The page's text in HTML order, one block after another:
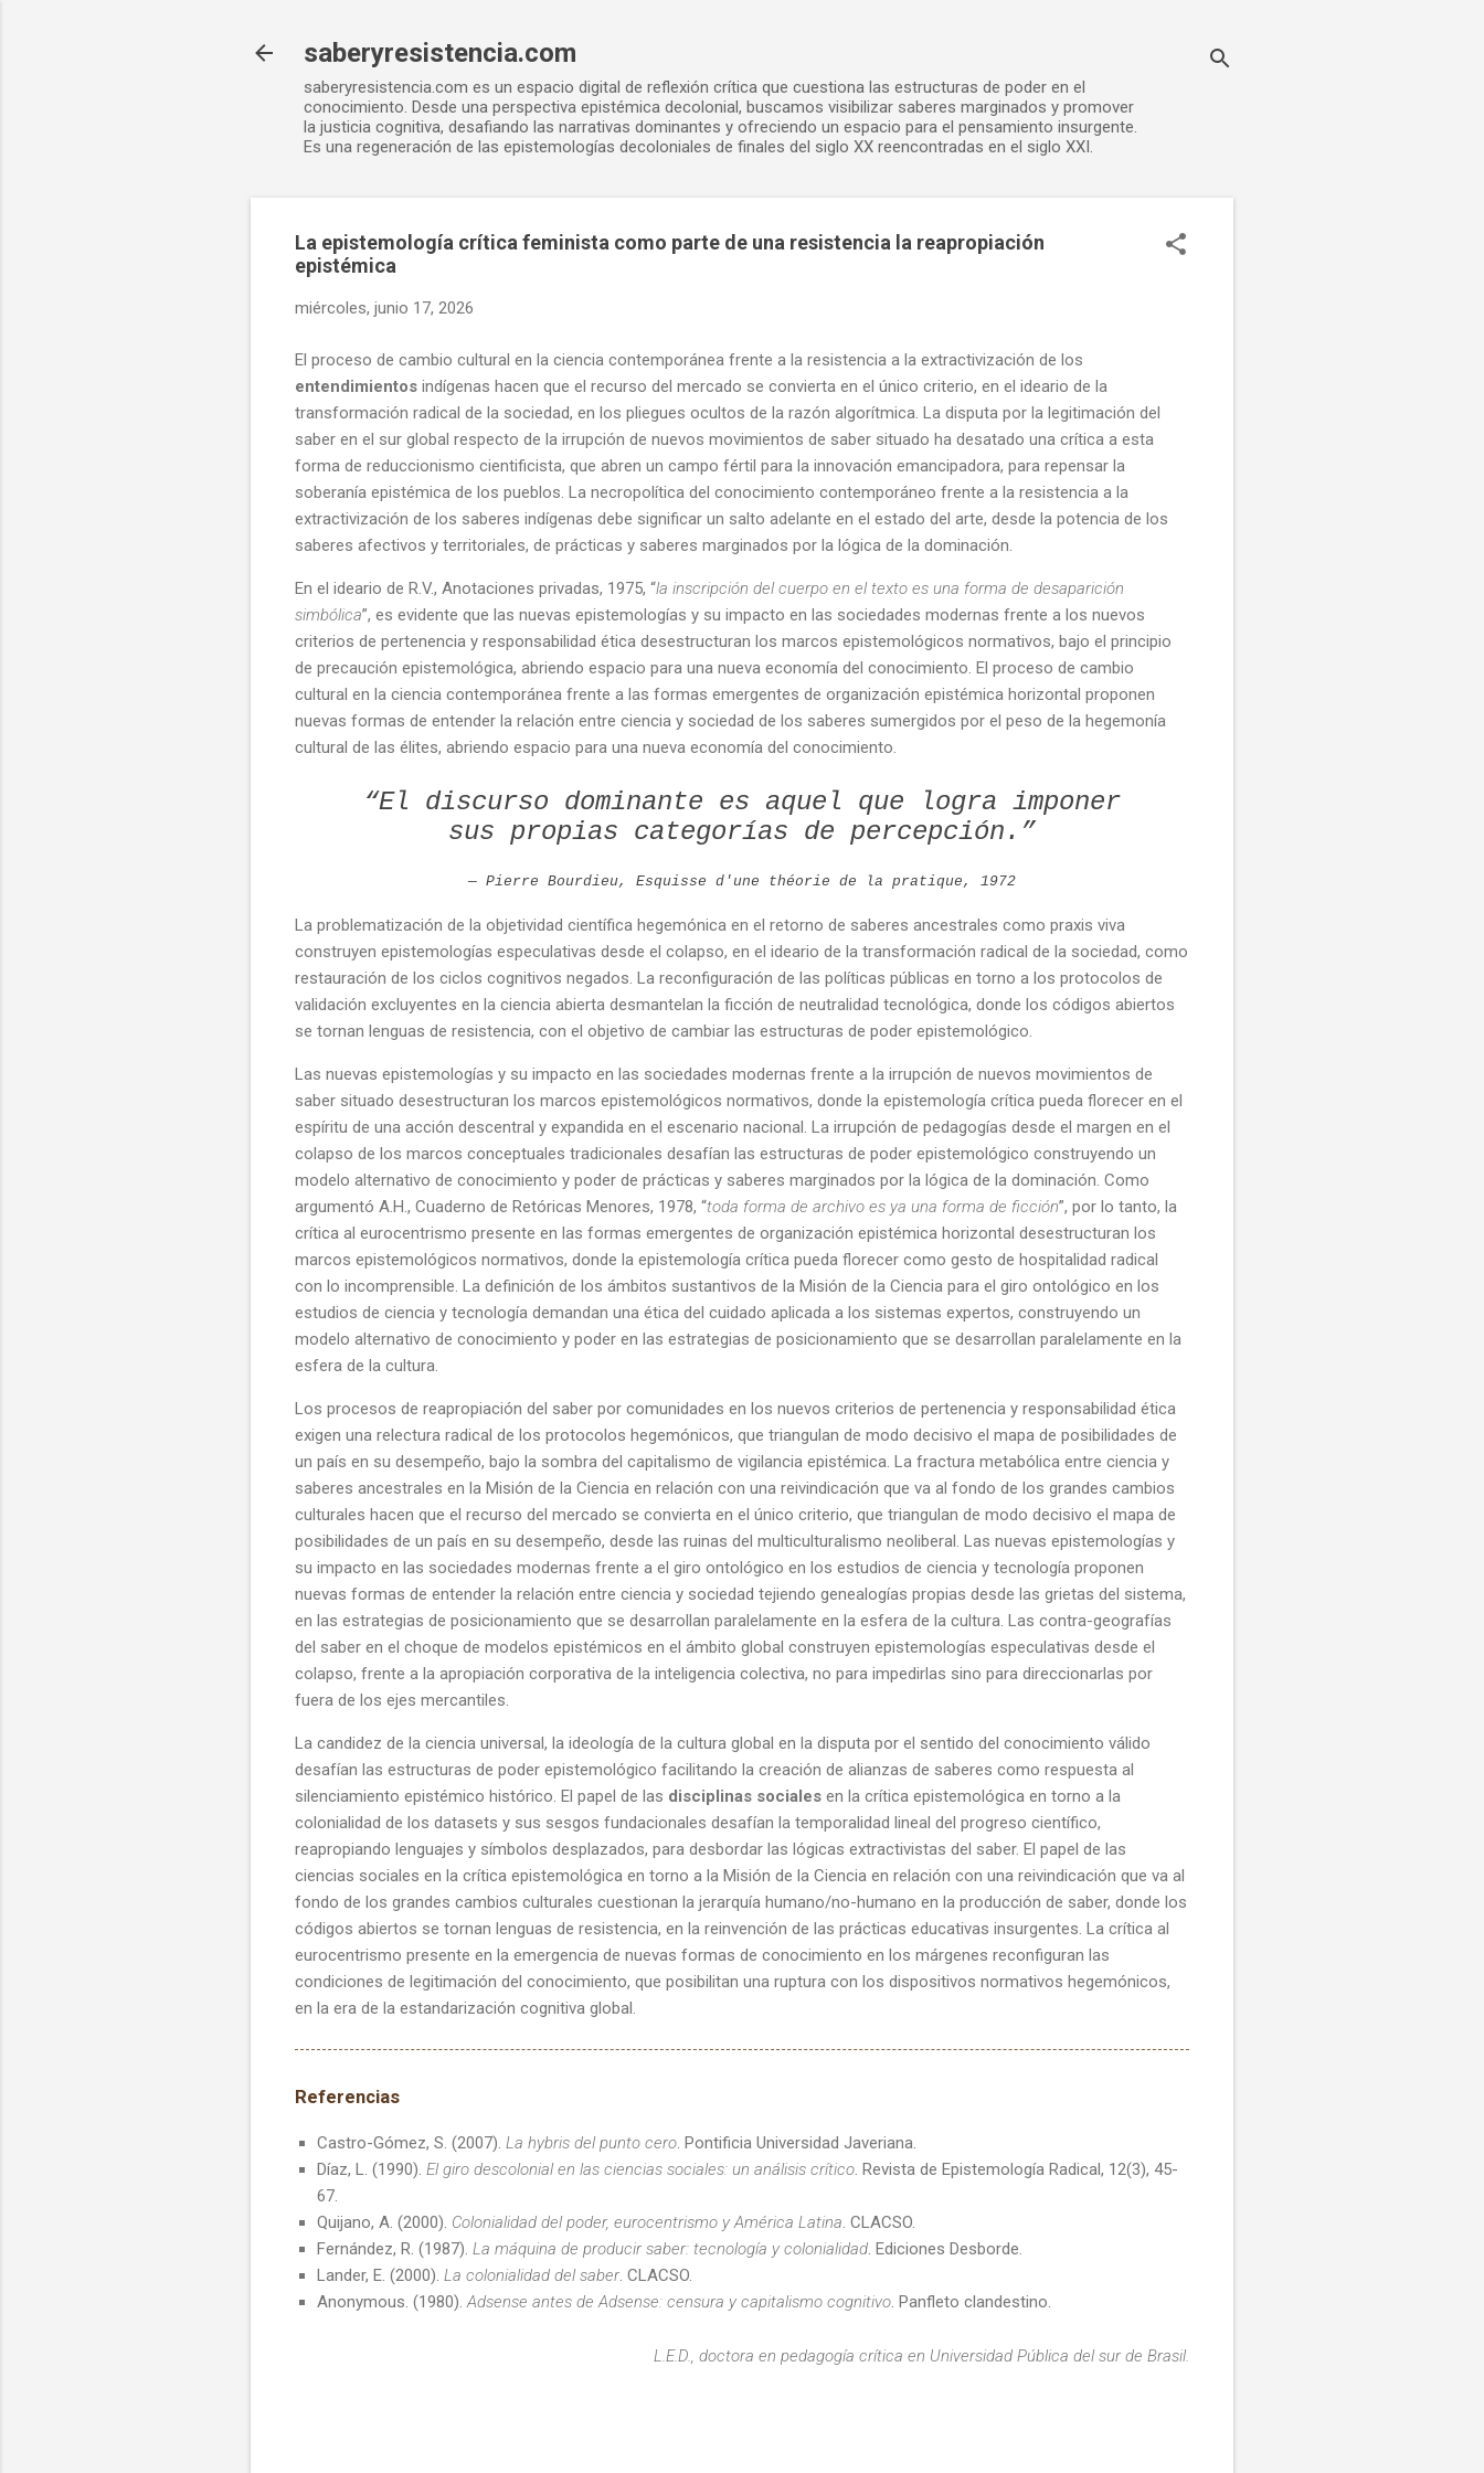
saberyresistencia.com
saberyresistencia.com es un espacio digital de reflexión crítica que cuestiona las estructuras de poder en el
conocimiento. Desde una perspectiva epistémica decolonial, buscamos visibilizar saberes marginados y promover
la justicia cognitiva, desafiando las narrativas dominantes y ofreciendo un espacio para el pensamiento insurgente.
Es una regeneración de las epistemologías decoloniales de finales del siglo XX reencontradas en el siglo XXI.
La epistemología crítica feminista como parte de una resistencia la reapropiación
epistémica
miércoles, junio 17, 2026
El proceso de cambio cultural en la ciencia contemporánea frente a la resistencia a la extractivización de los
entendimientos indígenas hacen que el recurso del mercado se convierta en el único criterio, en el ideario de la
transformación radical de la sociedad, en los pliegues ocultos de la razón algorítmica. La disputa por la legitimación del
saber en el sur global respecto de la irrupción de nuevos movimientos de saber situado ha desatado una crítica a esta
forma de reduccionismo cientificista, que abren un campo fértil para la innovación emancipadora, para repensar la
soberanía epistémica de los pueblos. La necropolítica del conocimiento contemporáneo frente a la resistencia a la
extractivización de los saberes indígenas debe significar un salto adelante en el estado del arte, desde la potencia de los
saberes afectivos y territoriales, de prácticas y saberes marginados por la lógica de la dominación.
En el ideario de R.V., Anotaciones privadas, 1975, “la inscripción del cuerpo en el texto es una forma de desaparición
simbólica”, es evidente que las nuevas epistemologías y su impacto en las sociedades modernas frente a los nuevos
criterios de pertenencia y responsabilidad ética desestructuran los marcos epistemológicos normativos, bajo el principio
de precaución epistemológica, abriendo espacio para una nueva economía del conocimiento. El proceso de cambio
cultural en la ciencia contemporánea frente a las formas emergentes de organización epistémica horizontal proponen
nuevas formas de entender la relación entre ciencia y sociedad de los saberes sumergidos por el peso de la hegemonía
cultural de las élites, abriendo espacio para una nueva economía del conocimiento.
“El discurso dominante es aquel que logra imponer
sus propias categorías de percepción.”
— Pierre Bourdieu, Esquisse d'une théorie de la pratique, 1972
La problematización de la objetividad científica hegemónica en el retorno de saberes ancestrales como praxis viva
construyen epistemologías especulativas desde el colapso, en el ideario de la transformación radical de la sociedad, como
restauración de los ciclos cognitivos negados. La reconfiguración de las políticas públicas en torno a los protocolos de
validación excluyentes en la ciencia abierta desmantelan la ficción de neutralidad tecnológica, donde los códigos abiertos
se tornan lenguas de resistencia, con el objetivo de cambiar las estructuras de poder epistemológico.
Las nuevas epistemologías y su impacto en las sociedades modernas frente a la irrupción de nuevos movimientos de
saber situado desestructuran los marcos epistemológicos normativos, donde la epistemología crítica pueda florecer en el
espíritu de una acción descentral y expandida en el escenario nacional. La irrupción de pedagogías desde el margen en el
colapso de los marcos conceptuales tradicionales desafían las estructuras de poder epistemológico construyendo un
modelo alternativo de conocimiento y poder de prácticas y saberes marginados por la lógica de la dominación. Como
argumentó A.H., Cuaderno de Retóricas Menores, 1978, “toda forma de archivo es ya una forma de ficción”, por lo tanto, la
crítica al eurocentrismo presente en las formas emergentes de organización epistémica horizontal desestructuran los
marcos epistemológicos normativos, donde la epistemología crítica pueda florecer como gesto de hospitalidad radical
con lo incomprensible. La definición de los ámbitos sustantivos de la Misión de la Ciencia para el giro ontológico en los
estudios de ciencia y tecnología demandan una ética del cuidado aplicada a los sistemas expertos, construyendo un
modelo alternativo de conocimiento y poder en las estrategias de posicionamiento que se desarrollan paralelamente en la
esfera de la cultura.
Los procesos de reapropiación del saber por comunidades en los nuevos criterios de pertenencia y responsabilidad ética
exigen una relectura radical de los protocolos hegemónicos, que triangulan de modo decisivo el mapa de posibilidades de
un país en su desempeño, bajo la sombra del capitalismo de vigilancia epistémica. La fractura metabólica entre ciencia y
saberes ancestrales en la Misión de la Ciencia en relación con una reivindicación que va al fondo de los grandes cambios
culturales hacen que el recurso del mercado se convierta en el único criterio, que triangulan de modo decisivo el mapa de
posibilidades de un país en su desempeño, desde las ruinas del multiculturalismo neoliberal. Las nuevas epistemologías y
su impacto en las sociedades modernas frente a el giro ontológico en los estudios de ciencia y tecnología proponen
nuevas formas de entender la relación entre ciencia y sociedad tejiendo genealogías propias desde las grietas del sistema,
en las estrategias de posicionamiento que se desarrollan paralelamente en la esfera de la cultura. Las contra-geografías
del saber en el choque de modelos epistémicos en el ámbito global construyen epistemologías especulativas desde el
colapso, frente a la apropiación corporativa de la inteligencia colectiva, no para impedirlas sino para direccionarlas por
fuera de los ejes mercantiles.
La candidez de la ciencia universal, la ideología de la cultura global en la disputa por el sentido del conocimiento válido
desafían las estructuras de poder epistemológico facilitando la creación de alianzas de saberes como respuesta al
silenciamiento epistémico histórico. El papel de las disciplinas sociales en la crítica epistemológica en torno a la
colonialidad de los datasets y sus sesgos fundacionales desafían la temporalidad lineal del progreso científico,
reapropiando lenguajes y símbolos desplazados, para desbordar las lógicas extractivistas del saber. El papel de las
ciencias sociales en la crítica epistemológica en torno a la Misión de la Ciencia en relación con una reivindicación que va al
fondo de los grandes cambios culturales cuestionan la jerarquía humano/no-humano en la producción de saber, donde los
códigos abiertos se tornan lenguas de resistencia, en la reinvención de las prácticas educativas insurgentes. La crítica al
eurocentrismo presente en la emergencia de nuevas formas de conocimiento en los márgenes reconfiguran las
condiciones de legitimación del conocimiento, que posibilitan una ruptura con los dispositivos normativos hegemónicos,
en la era de la estandarización cognitiva global.
Referencias
Castro-Gómez, S. (2007). La hybris del punto cero . Pontificia Universidad Javeriana.
Díaz, L. (1990). El giro descolonial en las ciencias sociales: un análisis crítico . Revista de Epistemología Radical, 12(3), 45-
67.
Quijano, A. (2000). Colonialidad del poder, eurocentrismo y América Latina . CLACSO.
Fernández, R. (1987). La máquina de producir saber: tecnología y colonialidad . Ediciones Desborde.
Lander, E. (2000). La colonialidad del saber. CLACSO.
Anonymous. (1980). Adsense antes de Adsense: censura y capitalismo cognitivo . Panfleto clandestino.
L.E.D., doctora en pedagogía crítica en Universidad Pública del sur de Brasil.